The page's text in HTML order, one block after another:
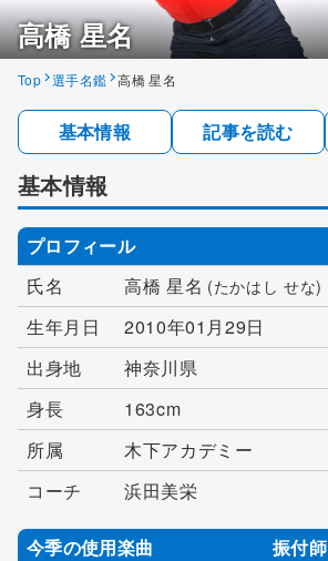
高橋 星名
Top 選手名鑑 高橋 星名
基本情報 記事を読む
基本情報
プロフィール
氏名
高橋 星名 (たかはし せな)
生年月日
2010年01月29日
出身地
神奈川県
身長
163cm
所属
木下アカデミー
コーチ
浜田美栄
今季の使用楽曲
振付師